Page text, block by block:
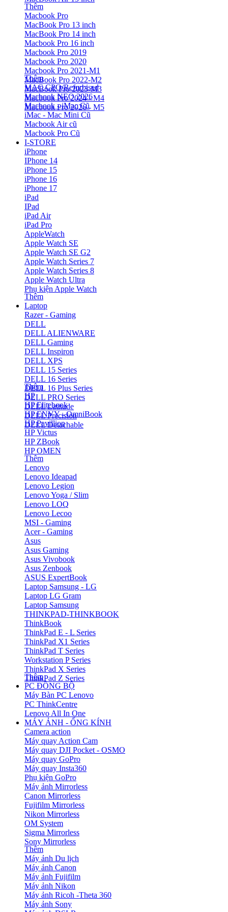
Thêm
Macbook Pro
MacBook Pro 13 inch
MacBook Pro 14 inch
Macbook Pro 16 inch
Macbook Pro 2019
Macbook Pro 2020
Macbook Pro 2021-M1
MacBook Pro 2022-M2
MacBook Pro 2023-M3
Macbook Pro 2024 - M4
Macbook Pro 2026 - M5
Thêm
MAC CPO/Refurbised
Macbook NEO 2026
Macbook - iMac Cũ
iMac - Mac Mini Cũ
Macbook Air cũ
Macbook Pro Cũ
I-STORE
iPhone
IPhone 14
iPhone 15
iPhone 16
iPhone 17
iPad
IPad
iPad Air
iPad Pro
AppleWatch
Apple Watch SE
Apple Watch SE G2
Apple Watch Series 7
Apple Watch Series 8
Apple Watch Ultra
Phụ kiện Apple Watch
Thêm
Laptop
Razer - Gaming
DELL
DELL ALIENWARE
DELL Gaming
DELL Inspiron
DELL XPS
DELL 15 Series
DELL 16 Series
DELL 16 Plus Series
DELL PRO Series
DELL Latitude
DELL Precision
DELL Detachable
Thêm
HP
HP Elitebook
HP ENVY - OmniBook
HP Pavillion
HP Victus
HP ZBook
HP OMEN
Thêm
Lenovo
Lenovo Ideapad
Lenovo Legion
Lenovo Yoga / Slim
Lenovo LOQ
Lenovo Lecoo
MSI - Gaming
Acer - Gaming
Asus
Asus Gaming
Asus Vivobook
Asus Zenbook
ASUS ExpertBook
Laptop Samsung - LG
Laptop LG Gram
Laptop Samsung
THINKPAD-THINKBOOK
ThinkBook
ThinkPad E - L Series
ThinkPad X1 Series
ThinkPad T Series
Workstation P Series
ThinkPad X Series
ThinkPad Z Series
Thêm
PC ĐỒNG BỘ
Máy Bàn PC Lenovo
PC ThinkCentre
Lenovo All In One
MÁY ẢNH - ỐNG KÍNH
Camera action
Máy quay Action Cam
Máy quay DJI Pocket - OSMO
Máy quay GoPro
Máy quay Insta360
Phụ kiện GoPro
Máy ảnh Mirrorless
Canon Mirrorless
Fujifilm Mirrorless
Nikon Mirrorless
OM System
Sigma Mirrorless
Sony Mirrorless
Thêm
Máy ảnh Du lịch
Máy ảnh Canon
Máy ảnh Fujifilm
Máy ảnh Nikon
Máy ảnh Ricoh -Theta 360
Máy ảnh Sony